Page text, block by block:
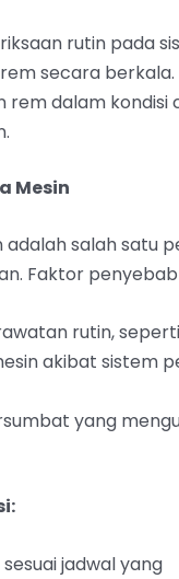
rutin pada
secara berkala.
rem dalam kondisi
Mesin
adalah salah satu
Faktor
rutin,
akibat sistem
yang
jadwal yang